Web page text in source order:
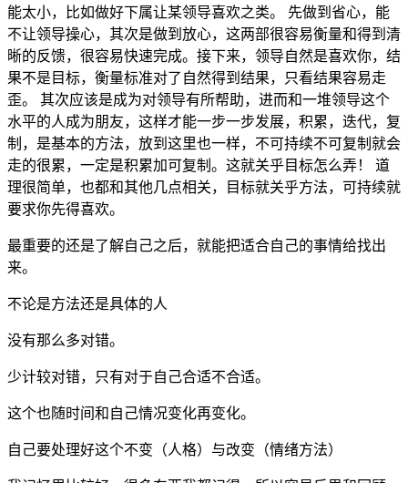
能太小，比如做好下属让某领导喜欢之类。 先做到省心，能
不让领导操心，其次是做到放心，这两部很容易衡量和得到清
晰的反馈，很容易快速完成。接下来，领导自然是喜欢你，结
果不是目标，衡量标准对了自然得到结果，只看结果容易走
歪。 其次应该是成为对领导有所帮助，进而和一堆领导这个
水平的人成为朋友，这样才能一步一步发展，积累，迭代，复
制，是基本的方法，放到这里也一样，不可持续不可复制就会
走的很累，一定是积累加可复制。这就关乎目标怎么弄！ 道
理很简单，也都和其他几点相关，目标就关乎方法，可持续就
要求你先得喜欢。
最重要的还是了解自己之后，就能把适合自己的事情给找出
来。
不论是方法还是具体的人
没有那么多对错。
少计较对错，只有对于自己合适不合适。
这个也随时间和自己情况变化再变化。
自己要处理好这个不变（人格）与改变（情绪方法）